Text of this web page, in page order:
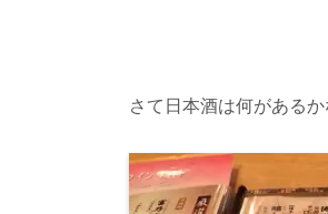
さて日本酒は何があるか